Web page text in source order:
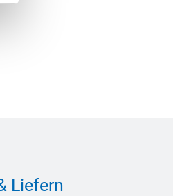
Liefern